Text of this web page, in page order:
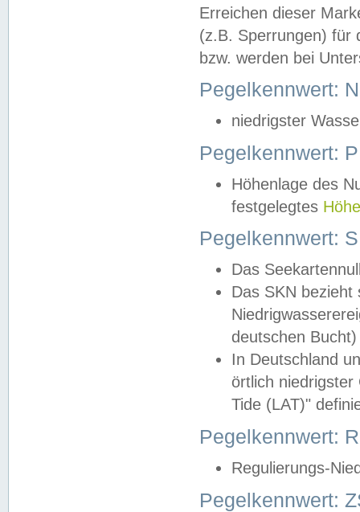
Erreichen dieser
(z.B. Sperrungen) für
bzw. werden bei
Pegelkennwert:
niedrigster
Pegelkennwert:
Höhenlage des
festgelegtes
Pegelkennwert:
Das
Das SKN
deutschen
In Deutschland
örtlich
Tide (LAT)"
Pegelkennwert:
Regulierungs-
Pegelkennwert: